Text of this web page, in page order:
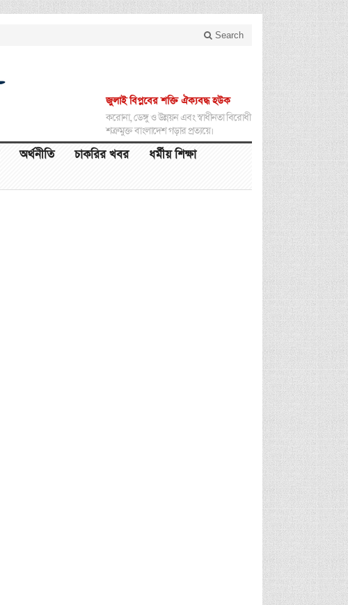
Search
জুলাই বিপ্লবের শক্তি ঐক্যবদ্ধ হউক
করোনা, ডেঙ্গু ও উন্নয়ন এবং স্বাধীনতা বিরোধী
শত্রুমুক্ত বাংলাদেশ গড়ার প্রত্যয়ে।
অর্থনীতি চাকরির খবর
ধর্মীয় শিক্ষা